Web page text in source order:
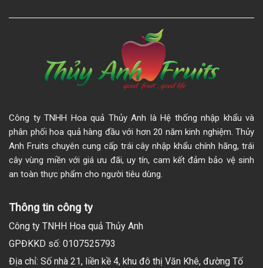
Công ty TNHH Hoa quả Thủy Anh là Hệ thống nhập khẩu và
phân phối hoa quả hàng đầu với hơn 20 năm kinh nghiệm. Thủy
Anh Fruits chuyên cung cấp trái cây nhập khẩu chính hãng, trái
cây vùng miền với giá ưu đãi, uy tín, cam kết đảm bảo vệ sinh
an toàn thực phẩm cho người tiêu dùng.
Thông tin công ty
Công ty TNHH Hoa quả Thủy Anh
GPĐKKD số: 0107525793
Địa chỉ: Số nhà 21, liền kề 4, khu đô thị Văn Khê, đường Tố